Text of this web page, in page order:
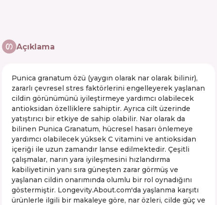
Açıklama
Punica granatum özü (yaygın olarak nar olarak bilinir),
zararlı çevresel stres faktörlerini engelleyerek yaşlanan
cildin görünümünü iyileştirmeye yardımcı olabilecek
antioksidan özelliklere sahiptir. Ayrıca cilt üzerinde
yatıştırıcı bir etkiye de sahip olabilir. Nar olarak da
bilinen Punica Granatum, hücresel hasarı önlemeye
yardımcı olabilecek yüksek C vitamini ve antioksidan
içeriği ile uzun zamandır lanse edilmektedir. Çeşitli
çalışmalar, narın yara iyileşmesini hızlandırma
kabiliyetinin yanı sıra güneşten zarar görmüş ve
yaşlanan cildin onarımında olumlu bir rol oynadığını
göstermiştir. Longevity.About.com'da yaşlanma karşıtı
ürünlerle ilgili bir makaleye göre, nar özleri, cilde güç ve